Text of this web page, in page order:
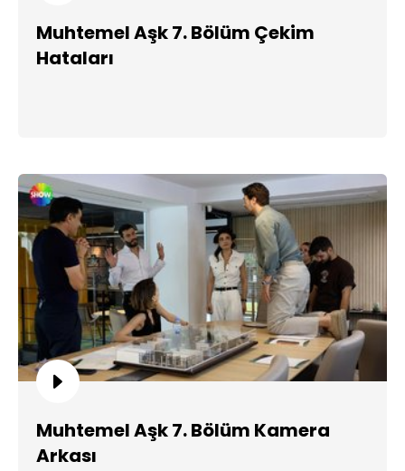
Muhtemel Aşk 7. Bölüm Çekim
Hataları
Muhtemel Aşk 7. Bölüm Kamera
Arkası